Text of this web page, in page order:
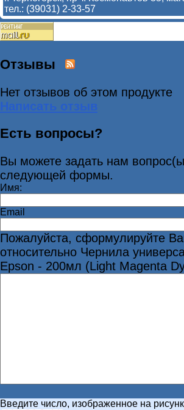
тел.: (39031) 2-33-57
Отзывы
Нет отзывов об этом продукте
Написать отзыв
Есть вопросы?
Вы можете задать нам
следующей формы.
Имя:
Email
Пожалуйста, сформулируйте
относительно Чернила
Epson - 200мл (Light Magenta
Введите число, изображенное на